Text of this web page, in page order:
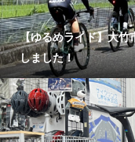
【ゆるめライド】大竹
しました！